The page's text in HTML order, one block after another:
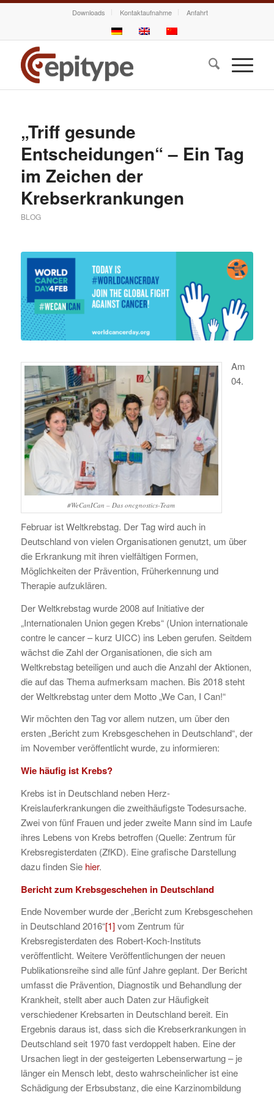
Downloads Kontaktaufnahme Anfahrt
„Triff gesunde
Entscheidungen“ – Ein Tag
im Zeichen der
Krebserkrankungen
BLOG
#WeCanICan – Das oncgnostics-Team
Am
04.
Februar ist Weltkrebstag. Der Tag wird auch in
Deutschland von vielen Organisationen genutzt, um über
die Erkrankung mit ihren vielfältigen Formen,
Möglichkeiten der Prävention, Früherkennung und
Therapie aufzuklären.
Der Weltkrebstag wurde 2008 auf Initiative der
„Internationalen Union gegen Krebs“ (Union internationale
contre le cancer – kurz UICC) ins Leben gerufen. Seitdem
wächst die Zahl der Organisationen, die sich am
Weltkrebstag beteiligen und auch die Anzahl der Aktionen,
die auf das Thema aufmerksam machen. Bis 2018 steht
der Weltkrebstag unter dem Motto „We Can, I Can!“
Wir möchten den Tag vor allem nutzen, um über den
ersten „Bericht zum Krebsgeschehen in Deutschland“, der
im November veröffentlicht wurde, zu informieren:
Wie häufig ist Krebs?
Krebs ist in Deutschland neben Herz-
Kreislauferkrankungen die zweithäufigste Todesursache.
Zwei von fünf Frauen und jeder zweite Mann sind im Laufe
ihres Lebens von Krebs betroffen (Quelle: Zentrum für
Krebsregisterdaten (ZfKD). Eine grafische Darstellung
dazu finden Sie hier.
Bericht zum Krebsgeschehen in Deutschland
Ende November wurde der „Bericht zum Krebsgeschehen
in Deutschland 2016“[1]vom Zentrum für
Krebsregisterdaten des Robert-Koch-Instituts
veröffentlicht. Weitere Veröffentlichungen der neuen
Publikationsreihe sind alle fünf Jahre geplant. Der Bericht
umfasst die Prävention, Diagnostik und Behandlung der
Krankheit, stellt aber auch Daten zur Häufigkeit
verschiedener Krebsarten in Deutschland bereit. Ein
Ergebnis daraus ist, dass sich die Krebserkrankungen in
Deutschland seit 1970 fast verdoppelt haben. Eine der
Ursachen liegt in der gesteigerten Lebenserwartung – je
länger ein Mensch lebt, desto wahrscheinlicher ist eine
Schädigung der Erbsubstanz, die eine Karzinombildung